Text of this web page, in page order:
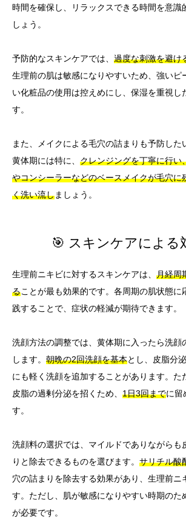
時間を確保し、リラックスできる時間を意識
しょう。
予防的なスキンケアでは、 過度な刺激を避け
生理前の肌は敏感になりやすいため、強いピ
い化粧品の使用は控えめにし、保湿を重視し
す。
また、メイクによる毛穴の詰まりも予防した
黄体期には特に、 クレンジングを丁寧に行い
やコンシーラーなどのベースメイクが毛穴に
く洗い流しましょう。
🎯 スキンケアによる
生理前ニキビに対するスキンケアは、 月経周
ることが最も効果的です。各周期の肌状態に
践することで、症状の軽減が期待できます。
洗顔方法の調整では、黄体期に入ったら洗顔
します。 朝晩の2回洗顔を基本とし、皮脂分
にも軽く洗顔を追加することがあります。た
皮脂の過剰分泌を招くため、 1日3回までに留
す。
洗顔料の選択では、マイルドでありながらも
りと除去できるものを選びます。 サリチル酸
穴の詰まりを除去する効果があり、生理前ニ
す。ただし、肌が敏感になりやすい時期のた
が必要です。